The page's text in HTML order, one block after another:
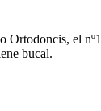
Ortodoncis, el
bucal.